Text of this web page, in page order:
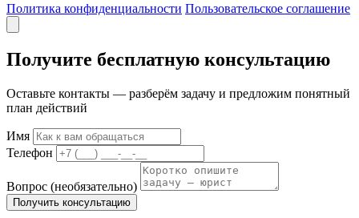
Политика конфиденциальности Пользовательское соглашение
Получите бесплатную консультацию
Оставьте контакты — разберём задачу и предложим понятный
план действий
Имя
Телефон
Вопрос (необязательно)
Получить консультацию